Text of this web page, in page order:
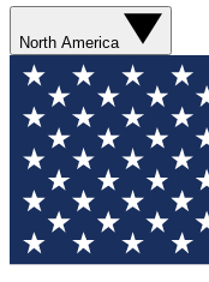
North America